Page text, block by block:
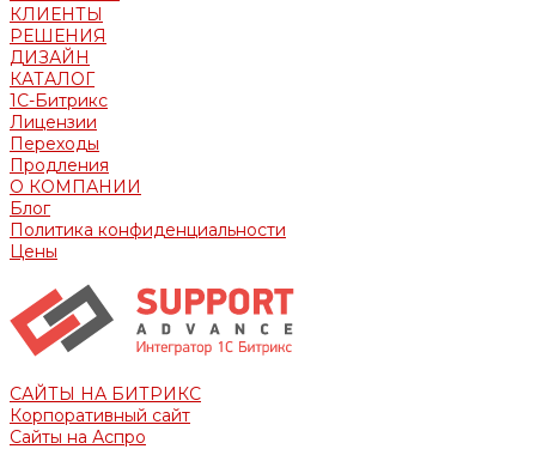
КЛИЕНТЫ
РЕШЕНИЯ
ДИЗАЙН
КАТАЛОГ
1С-Битрикс
Лицензии
Переходы
Продления
О КОМПАНИИ
Блог
Политика конфиденциальности
Цены
САЙТЫ НА БИТРИКС
Корпоративный сайт
Сайты на Аспро